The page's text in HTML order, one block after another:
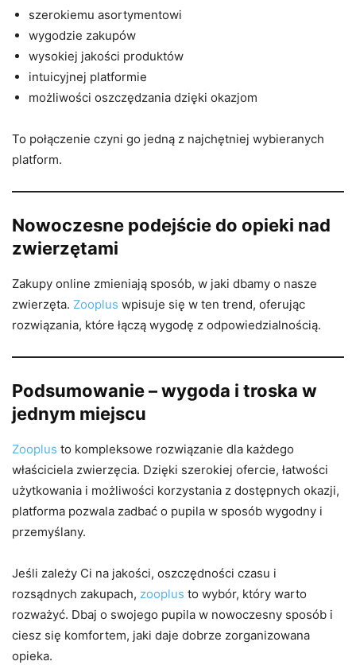
szerokiemu asortymentowi
wygodzie zakupów
wysokiej jakości produktów
intuicyjnej platformie
możliwości oszczędzania dzięki okazjom
To połączenie czyni go jedną z najchętniej wybieranych
platform.
Nowoczesne podejście do opieki nad
zwierzętami
Zakupy online zmieniają sposób, w jaki dbamy o nasze
zwierzęta. Zooplus wpisuje się w ten trend, oferując
rozwiązania, które łączą wygodę z odpowiedzialnością.
Podsumowanie – wygoda i troska w
jednym miejscu
Zooplus to kompleksowe rozwiązanie dla każdego
właściciela zwierzęcia. Dzięki szerokiej ofercie, łatwości
użytkowania i możliwości korzystania z dostępnych okazji,
platforma pozwala zadbać o pupila w sposób wygodny i
przemyślany.
Jeśli zależy Ci na jakości, oszczędności czasu i
rozsądnych zakupach, zooplus to wybór, który warto
rozważyć. Dbaj o swojego pupila w nowoczesny sposób i
ciesz się komfortem, jaki daje dobrze zorganizowana
opieka.